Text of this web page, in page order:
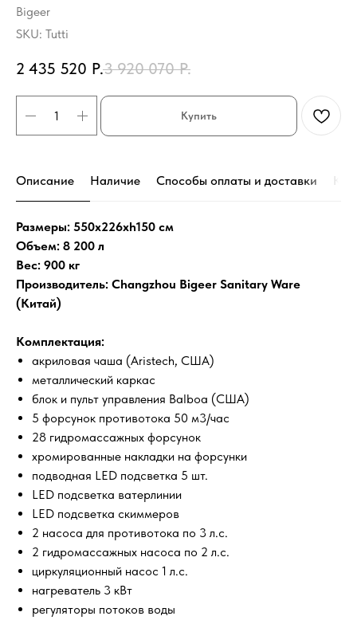
Bigeer
SKU: Tutti
2 435 520 Р.3 920 070 Р.
Купить
Описание Наличие Способы оплаты и доставки
Размеры: 550x226xh150 см
Объем: 8 200 л
Вес: 900 кг
Производитель: Changzhou Bigeer Sanitary Ware
(Китай)
Комплектация:
акриловая чаша (Aristech, США)
металлический каркас
блок и пульт управления Balboa (США)
5 форсунок противотока 50 м3/час
28 гидромассажных форсунок
хромированные накладки на форсунки
подводная LED подсветка 5 шт.
LED подсветка ватерлинии
LED подсветка скиммеров
2 насоса для противотока по 3 л.с.
2 гидромассажных насоса по 2 л.с.
циркуляционный насос 1 л.с.
нагреватель 3 кВт
регуляторы потоков воды